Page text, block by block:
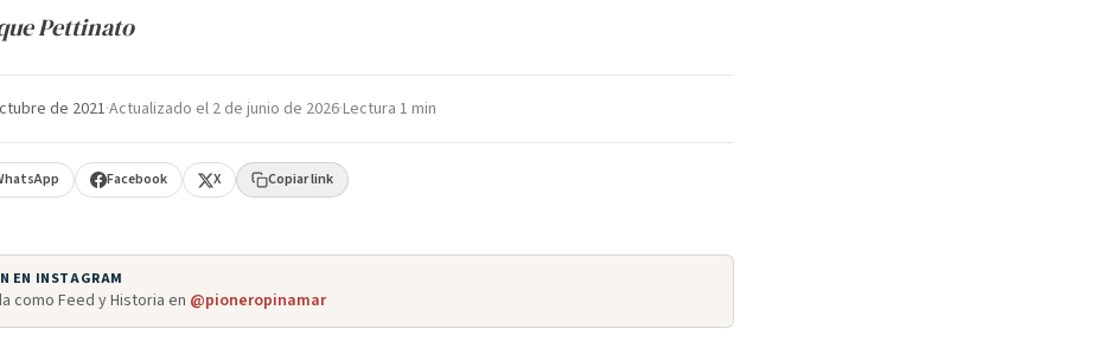
Pettinato
de 2021·Actualizado el 2 de junio de 2026·Lectura 1 min
Facebook X Copiar link
EN INSTAGRAM
como Feed y Historia en @pioneropinamar